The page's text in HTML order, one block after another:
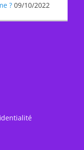
? 09/10/2022